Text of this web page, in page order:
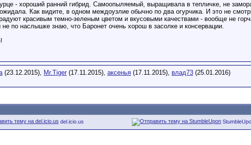
- хороший ранний гибрид. Самоопыляемый, выращивала в тепличке, не
Как видите, в одном междоузлие обычно по два огурчика. И это не
красивым темно-зеленым цветом и вкусовыми качествами - вообще не
по наслышке знаю, что Баронет очень хорош в засолке и консервации.
(23.12.2015), Mr.Tiger (17.11.2015), аксенья (17.11.2015), влад73 (25.01.2016)
del.icio.us